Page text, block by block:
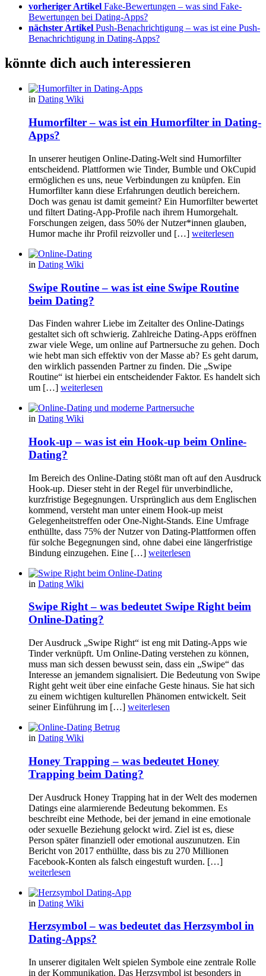
vorheriger Artikel Fake-Bewertungen – was sind Fake-
Bewertungen bei Dating-Apps?
nächster Artikel Push-Benachrichtigung – was ist eine Push-
Benachrichtigung in Dating-Apps?
könnte dich auch interessieren
in Dating Wiki
Humorfilter – was ist ein Humorfilter in Dating-
Apps?
In unserer heutigen Online-Dating-Welt sind Humorfilter
entscheidend. Plattformen wie Tinder, Bumble und OkCupid
ermöglichen es uns, neue Verbindungen zu knüpfen. Ein
Humorfilter kann diese Erfahrungen deutlich bereichern.
Doch was genau ist damit gemeint? Ein Humorfilter bewertet
und filtert Dating-App-Profile nach ihrem Humorgehalt.
Forschungen zeigen, dass 50% der Nutzer*innen glauben,
Humor mache ihr Profil reizvoller und […] weiterlesen
in Dating Wiki
Swipe Routine – was ist eine Swipe Routine
beim Dating?
Das Finden wahrer Liebe im Zeitalter des Online-Datings
gestaltet sich oft schwierig. Zahlreiche Dating-Apps eröffnen
zwar viele Wege, um online auf Partnersuche zu gehen. Doch
wie hebt man sich effektiv von der Masse ab? Es geht darum,
den wirklich passenden Partner zu finden. Die „Swipe
Routine“ ist hierbei ein entscheidender Faktor. Es handelt sich
um […] weiterlesen
in Dating Wiki
Hook-up – was ist ein Hook-up beim Online-
Dating?
Im Bereich des Online-Dating stößt man oft auf den Ausdruck
Hook-up. Dieser steht in der Regel für unverbindliche,
kurzfristige Begegnungen. Ursprünglich aus dem Englischen
kommend, versteht man unter einem Hook-up meist
Gelegenheitstreffen oder One-Night-Stands. Eine Umfrage
enthüllte, dass 75% der Nutzer von Dating-Plattformen offen
für solche Begegnungen sind, ohne dabei eine längerfristige
Bindung einzugehen. Eine […] weiterlesen
in Dating Wiki
Swipe Right – was bedeutet Swipe Right beim
Online-Dating?
Der Ausdruck „Swipe Right“ ist eng mit Dating-Apps wie
Tinder verknüpft. Um Online-Dating verstehen zu können,
muss man sich dessen bewusst sein, dass ein „Swipe“ das
Interesse an jemandem signalisiert. Die Bedeutung von Swipe
Right geht weit über eine einfache Geste hinaus. Sie hat sich
zu einem wichtigen kulturellen Phänomen entwickelt. Seit
seiner Einführung im […] weiterlesen
in Dating Wiki
Honey Trapping – was bedeutet Honey
Trapping beim Dating?
Der Ausdruck Honey Trapping hat in der Welt des modernen
Datings eine alarmierende Bedeutung bekommen. Es
beschreibt eine Methode, bei der jemand in eine emotionale
oder sexuelle Beziehung gelockt wird. Ziel ist es, diese
Person später finanziell oder emotional auszunutzen. Ein
Bericht von 2017 enthüllte, dass bis zu 270 Millionen
Facebook-Konten als falsch eingestuft wurden. […]
weiterlesen
in Dating Wiki
Herzsymbol – was bedeutet das Herzsymbol in
Dating-Apps?
In unserer digitalen Welt spielen Symbole eine zentrale Rolle
in der Kommunikation. Das Herzsymbol ist besonders in